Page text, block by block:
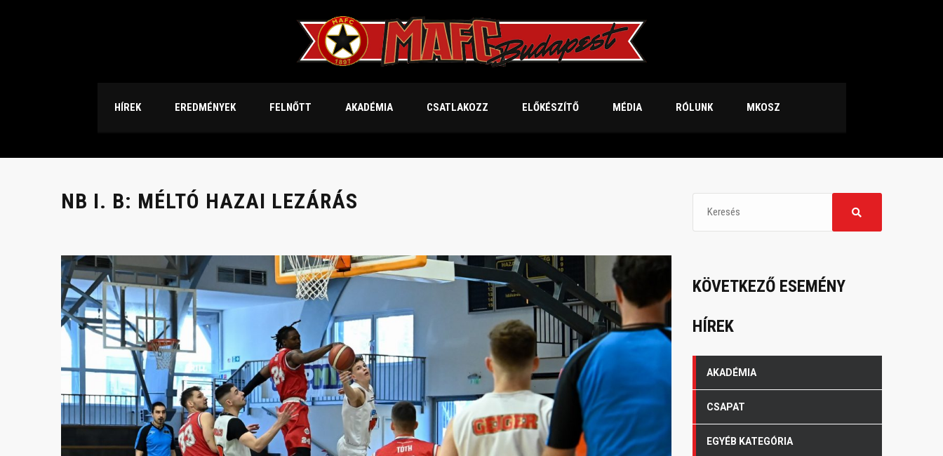
HÍREK EREDMÉNYEK FELNŐTT AKADÉMIA CSATLAKOZZ ELŐKÉSZÍTŐ MÉDIA RÓLUNK MKOSZ
NB I. B: MÉLTÓ HAZAI LEZÁRÁS
KÖVETKEZŐ ESEMÉNY
HÍREK
AKADÉMIA
CSAPAT
EGYÉB KATEGÓRIA